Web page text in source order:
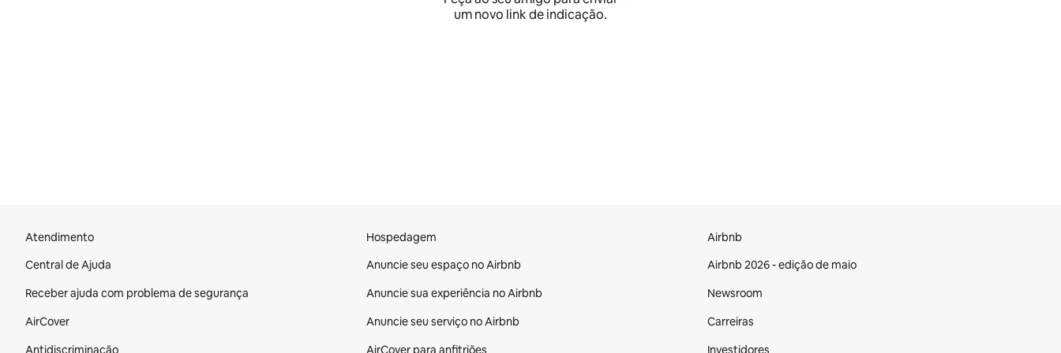
um novo link de indicação.
Atendimento
Central de Ajuda
Receber ajuda com problema de segurança
AirCover
Antidiscriminação
Hospedagem
Anuncie seu espaço no Airbnb
Anuncie sua experiência no Airbnb
Anuncie seu serviço no Airbnb
AirCover para anfitriões
Airbnb
Airbnb 2026 - edição de maio
Newsroom
Carreiras
Investidores